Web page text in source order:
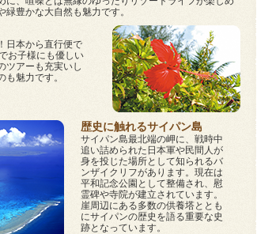
緑豊かな大自然も魅力です。
日本から直行便で
お子様にも優しい
ツアーも充実いし
も魅力です。
歴史に触れるサイパン島
サイパン島最北端の岬に、戦時中
追い詰められた日本軍や民間人が
身を投じた場所として知られるバ
ンザイクリフがあります。現在は
平和記念公園として整備され、慰
霊碑や寺院が建立されています。
崖周辺にある多数の供養塔ととも
にサイパンの歴史を語る重要な史
跡となっています。